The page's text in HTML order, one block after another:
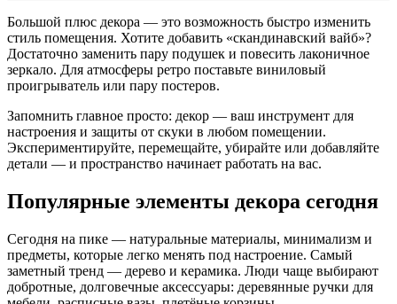
Большой плюс декора — это возможность быстро изменить
стиль помещения. Хотите добавить «скандинавский вайб»?
Достаточно заменить пару подушек и повесить лаконичное
зеркало. Для атмосферы ретро поставьте виниловый
проигрыватель или пару постеров.
Запомнить главное просто: декор — ваш инструмент для
настроения и защиты от скуки в любом помещении.
Экспериментируйте, перемещайте, убирайте или добавляйте
детали — и пространство начинает работать на вас.
Популярные элементы декора сегодня
Сегодня на пике — натуральные материалы, минимализм и
предметы, которые легко менять под настроение. Самый
заметный тренд — дерево и керамика. Люди чаще выбирают
добротные, долговечные аксессуары: деревянные ручки для